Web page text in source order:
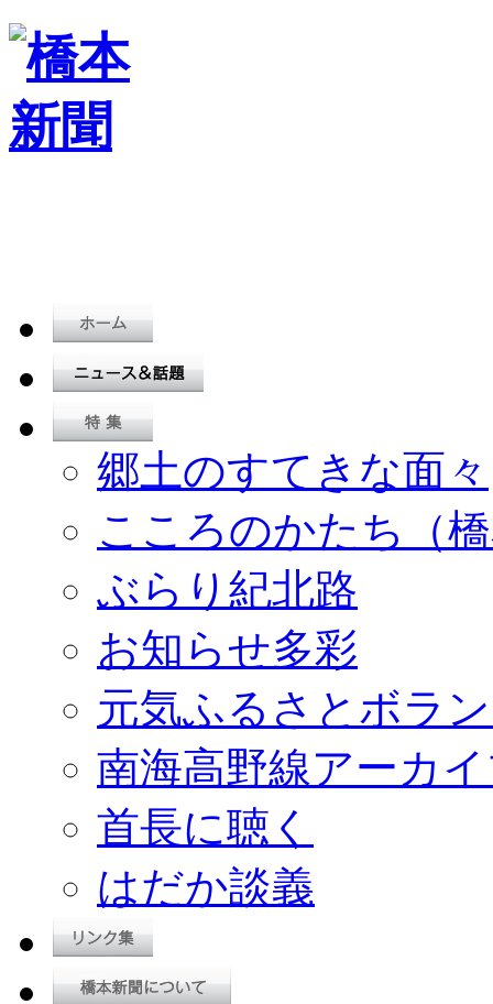
郷土のすてきな面々
こころのかたち（
ぶらり紀北路
お知らせ多彩
元気ふるさとボラ
南海高野線アーカ
首長に聴く
はだか談義